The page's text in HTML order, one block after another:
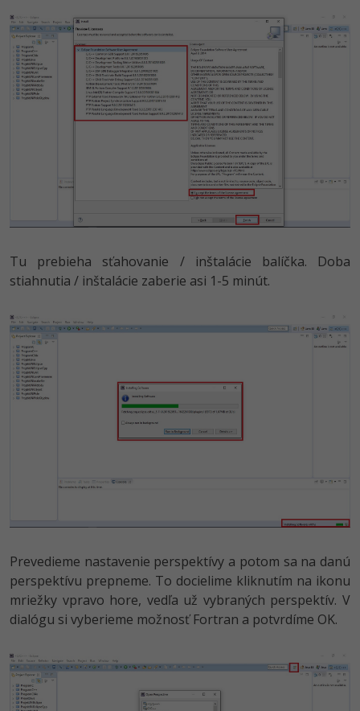
Tu prebieha sťahovanie / inštalácie balíčka. Doba
stiahnutia / inštalácie zaberie asi 1-5 minút.
Prevedieme nastavenie perspektívy a potom sa na danú
perspektívu prepneme. To docielime kliknutím na ikonu
mriežky vpravo hore, vedľa už vybraných perspektív. V
dialógu si vyberieme možnosť Fortran a potvrdíme OK.